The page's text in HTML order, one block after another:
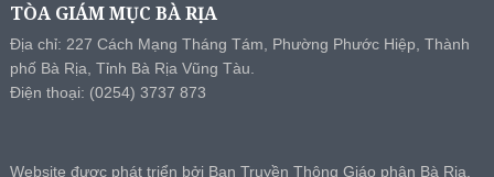
TÒA GIÁM MỤC BÀ RỊA
Địa chỉ: 227 Cách Mạng Tháng Tám, Phường Phước Hiệp, Thành
phố Bà Rịa, Tỉnh Bà Rịa Vũng Tàu.
Điện thoại: (0254) 3737 873
Website được phát triển bởi Ban Truyền Thông Giáo phận Bà Rịa.